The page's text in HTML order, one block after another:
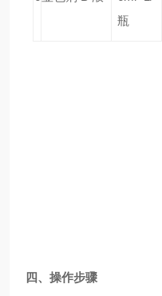
瓶
四、操作步骤